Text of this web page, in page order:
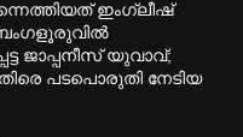
ഇംഗ്ലീഷ്
ജാപ്പനീസ് യുവാവ്;
പടപൊരുതി നേടിയ